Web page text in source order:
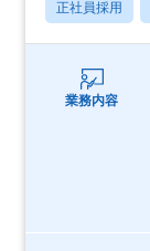
正社員採用
業務内容